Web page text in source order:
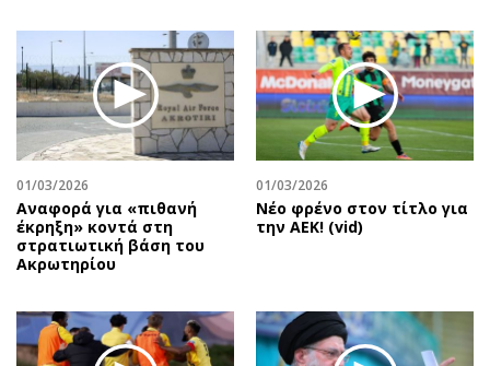
Μουσική
Εικαστικά
Βιβλίο
Χειρόγραφα
Uncut
Προσφορές
Προσωπικότητες στην ''Κ''
Επιστολές
01/03/2026
Αναφορά για «πιθανή
έκρηξη» κοντά στη
στρατιωτική βάση του
Ακρωτηρίου
01/03/2026
Νέο φρένο στον τίτλο για
την ΑΕΚ! (vid)